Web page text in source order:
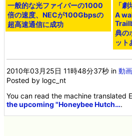
一般的な光ファイバーの1000
倍の速度、NECが100Gbpsの
超高速通信に成功
「
A
典の
ット
2010年03月25日 11時48分37秒 in動画
Posted by logc_nt
You can read the machine translated
the upcoming "Honeybee Hutch….